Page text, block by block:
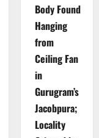
Body Found
Hanging
from
Ceiling Fan
in
Gurugram’s
Jacobpura;
Locality